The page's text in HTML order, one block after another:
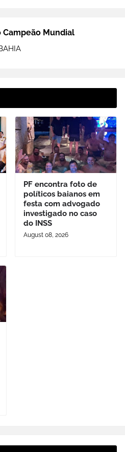
Campeão Mundial
PF encontra foto de
políticos baianos em
festa com advogado
investigado no caso
do INSS
August 08, 2026